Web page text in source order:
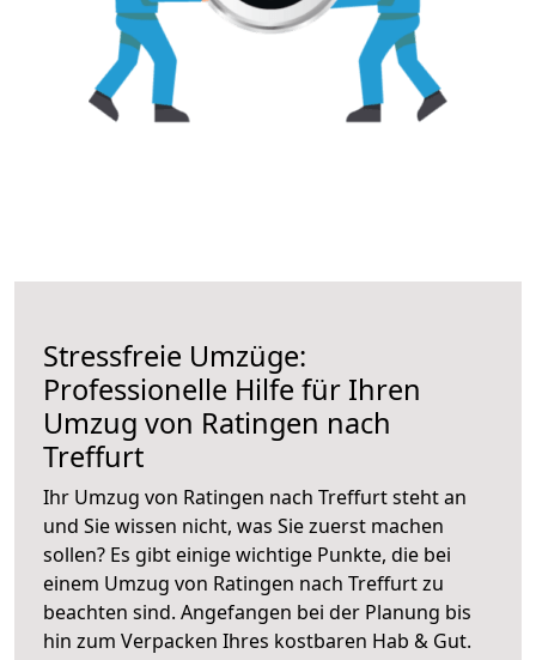
Stressfreie Umzüge:
Professionelle Hilfe für Ihren
Umzug von Ratingen nach
Treffurt
Ihr Umzug von Ratingen nach Treffurt steht an
und Sie wissen nicht, was Sie zuerst machen
sollen? Es gibt einige wichtige Punkte, die bei
einem Umzug von Ratingen nach Treffurt zu
beachten sind. Angefangen bei der Planung bis
hin zum Verpacken Ihres kostbaren Hab & Gut.